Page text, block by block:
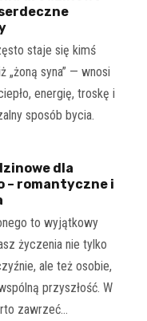
staje się kimś
„żoną syna” — wnosi
energię, troskę i
sposób bycia.
dla
– romantyczne i
to wyjątkowy
życzenia nie tylko
ale też osobie,
przyszłość. W
zawrzeć…